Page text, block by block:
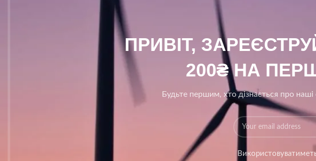
ПРИВІТ,
200₴ НА
Будьте першим, хто дізнається про наші